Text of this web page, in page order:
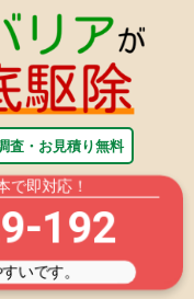
査・お見積り無料
で即対応！
192
いです。